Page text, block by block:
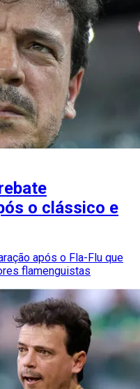
o clássico e
após o Fla-Flu que
flamenguistas